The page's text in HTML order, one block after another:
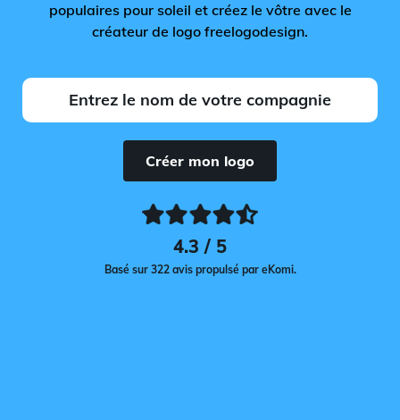
populaires pour soleil et créez le vôtre avec le
créateur de logo freelogodesign.
Créer mon logo
4.3 / 5
Basé sur 322 avis propulsé par eKomi.